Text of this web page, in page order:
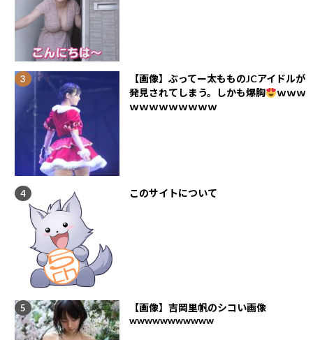
【画像】ぶってー太もものJCアイドルが
発見されてしまう。しかも爆胸
ｗｗｗ
ｗｗｗｗｗｗｗｗｗ
このサイトについて
【画像】吉岡里帆のシコい画像
wwwwwwwwwww